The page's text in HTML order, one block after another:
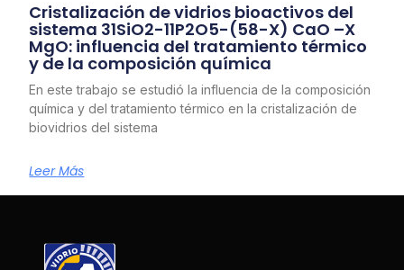
Cristalización de vidrios bioactivos del
sistema 31SiO2-11P2O5-(58-X) CaO –X
MgO: influencia del tratamiento térmico
y de la composición química
En este trabajo se estudió la influencia de la composición
química y del tratamiento térmico en la cristalización de
biovidrios del sistema
Leer Más